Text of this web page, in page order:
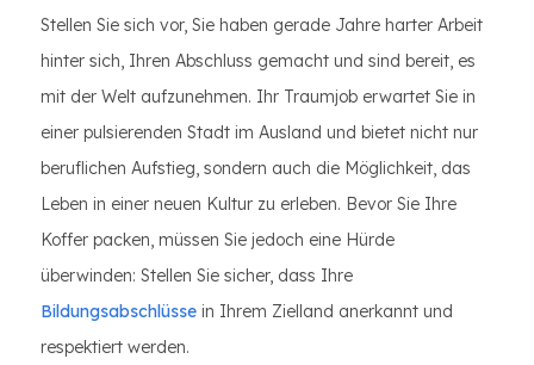
Stellen Sie sich vor, Sie haben gerade Jahre harter Arbeit
hinter sich, Ihren Abschluss gemacht und sind bereit, es
mit der Welt aufzunehmen. Ihr Traumjob erwartet Sie in
einer pulsierenden Stadt im Ausland und bietet nicht nur
beruflichen Aufstieg, sondern auch die Möglichkeit, das
Leben in einer neuen Kultur zu erleben. Bevor Sie Ihre
Koffer packen, müssen Sie jedoch eine Hürde
überwinden: Stellen Sie sicher, dass Ihre
Bildungsabschlüsse in Ihrem Zielland anerkannt und
respektiert werden.